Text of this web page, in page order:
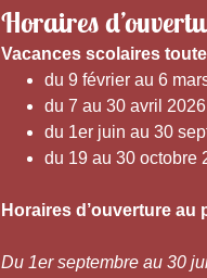
Horaires
Vacances scolaires
du 9 février au 6
du 7 au 30 avril 2026
du 1er juin au 30
du 19 au 30 octobre
Horaires d’ouverture au
Du 1er septembre au 30